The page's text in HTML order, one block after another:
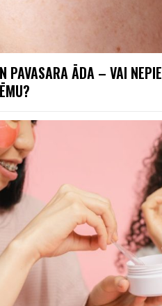
PAVASARA ĀDA – VAI